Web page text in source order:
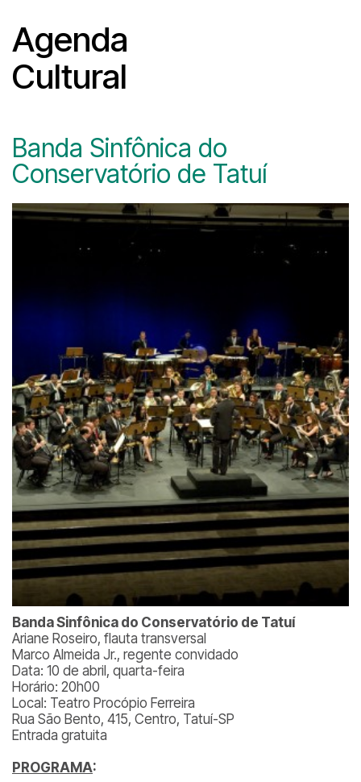
Agenda
Cultural
Banda Sinfônica do
Conservatório de Tatuí
Banda Sinfônica do Conservatório de Tatuí
Ariane Roseiro, flauta transversal
Marco Almeida Jr., regente convidado
Data: 10 de abril, quarta-feira
Horário: 20h00
Local: Teatro Procópio Ferreira
Rua São Bento, 415, Centro, Tatuí-SP
Entrada gratuita
PROGRAMA: